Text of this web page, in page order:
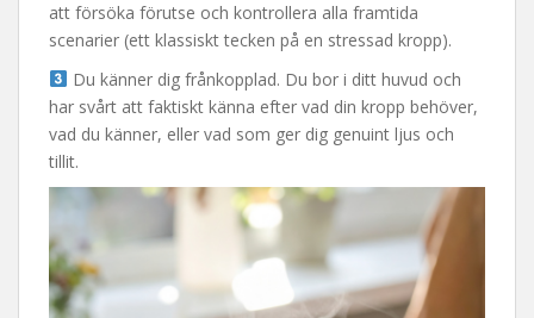
att försöka förutse och kontrollera alla framtida
scenarier (ett klassiskt tecken på en stressad kropp).
Du känner dig frånkopplad. Du bor i ditt huvud och
har svårt att faktiskt känna efter vad din kropp behöver,
vad du känner, eller vad som ger dig genuint ljus och
tillit.